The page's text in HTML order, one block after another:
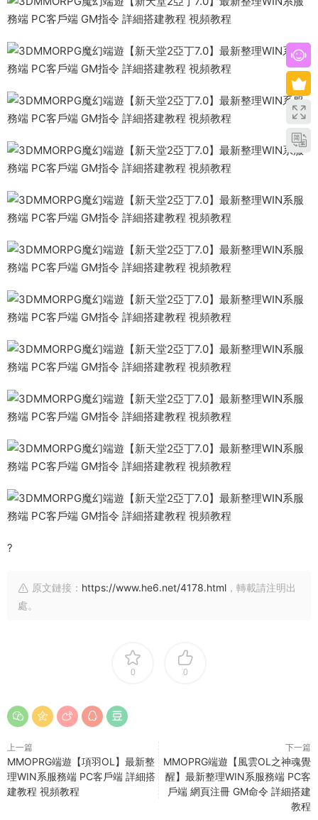
?
原文鏈接： https://www.he6.net/4178.html ，轉載請注明出
處。
0 0
上一篇
MMOPRG端遊【項羽OL】最新整
理WIN系服務端 PC客戶端 詳細搭
建教程 視頻教程
下一篇
MMOPRG端遊【風雲OL之神魂覺
醒】最新整理WIN系服務端 PC客
戶端 網頁注冊 GM命令 詳細搭建
教程